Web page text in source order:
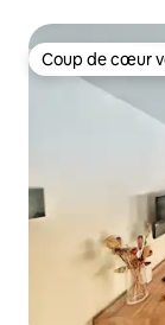
Coup de cœur
Coup de cœur